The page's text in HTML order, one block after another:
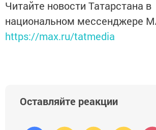
Читайте новости Татарстана в
национальном мессенджере
https://max.ru/tatmedia
Оставляйте реакции